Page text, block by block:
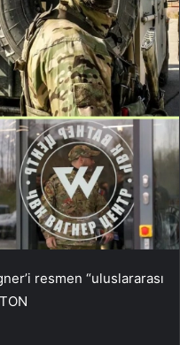
resmen “uluslararası